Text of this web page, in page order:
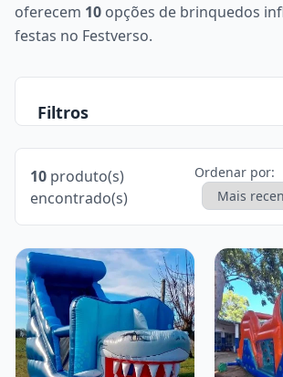
Chácaras
oferecem 10 opções de brinquedos
festas no Festverso.
Filtros
Nenhuma cidade selecionada
10 produto(s)
encontrado(s)
Ordenar por: